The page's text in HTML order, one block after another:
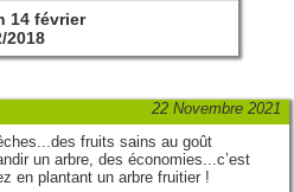
14 février
2018
22 Novembre 2021
fruits sains au goût
un arbre, des économies...c’est
en plantant un arbre fruitier !